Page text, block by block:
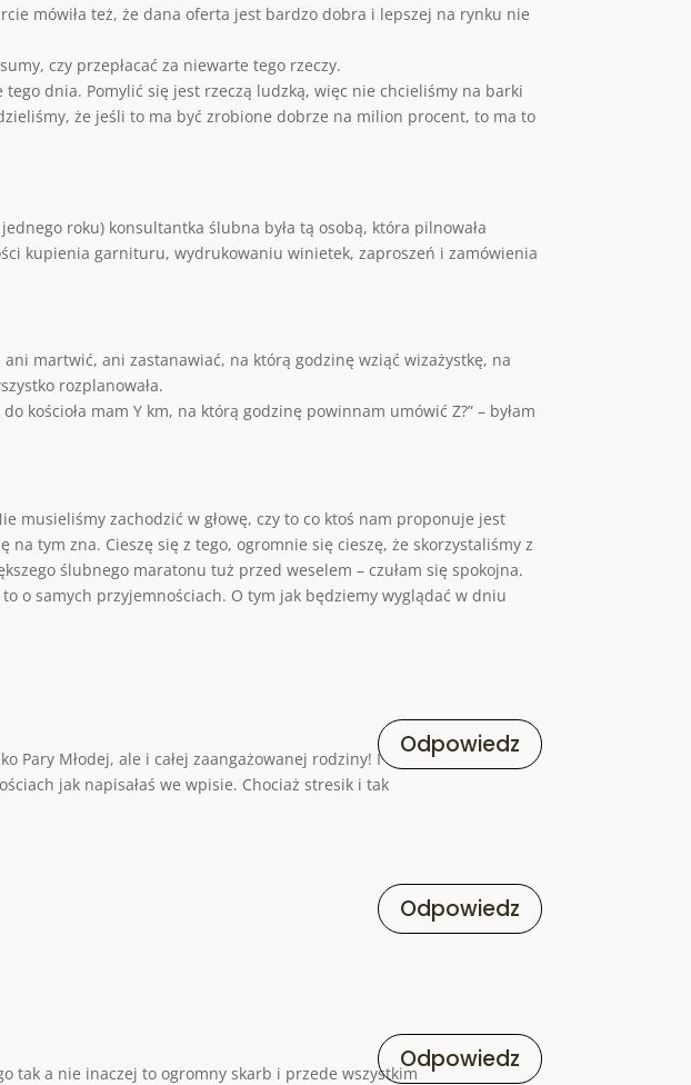
mówiła też, że dana oferta jest bardzo dobra i lepszej na rynku nie
czy przepłacać za niewarte tego rzeczy.
dnia. Pomylić się jest rzeczą ludzką, więc nie chcieliśmy na barki
że jeśli to ma być zrobione dobrze na milion procent, to ma to
roku) konsultantka ślubna była tą osobą, która pilnowała
kupienia garnituru, wydrukowaniu winietek, zaproszeń i zamówienia
martwić, ani zastanawiać, na którą godzinę wziąć wizażystkę, na
rozplanowała.
kościoła mam Y km, na którą godzinę powinnam umówić Z?” – byłam
musieliśmy zachodzić w głowę, czy to co ktoś nam proponuje jest
na tym zna. Cieszę się z tego, ogromnie się cieszę, że skorzystaliśmy z
ślubnego maratonu tuż przed weselem – czułam się spokojna.
o samych przyjemnościach. O tym jak będziemy wyglądać w dniu
Pary Młodej, ale i całej zaangażowanej rodziny! I
jak napisałaś we wpisie. Chociaż stresik i tak
Odpowiedz
Odpowiedz
tak a nie inaczej to ogromny skarb i przede wszystkimOdpowiedz